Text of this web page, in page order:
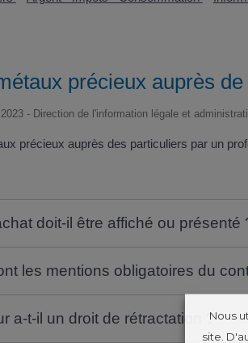
précieux auprès
- Direction de l'information légale et
précieux auprès des particuliers par un
doit-il être affiché ou présenté
les mentions obligatoires du
a-t-il un droit de rétractation ?Nous
site.